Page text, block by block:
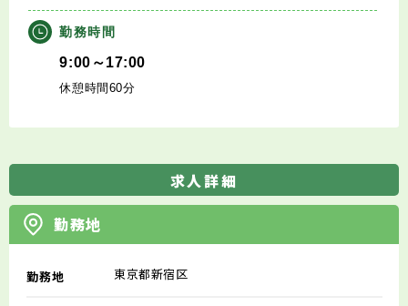
勤務時間
9:00～17:00
休憩時間60分
求人詳細
勤務地
勤務地 東京都新宿区